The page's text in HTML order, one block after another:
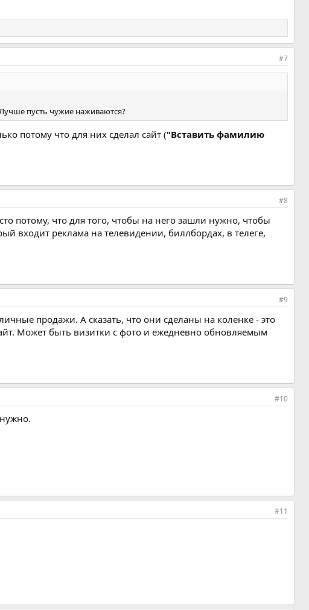
#7
пусть чужие наживаются?
потому что для них сделал сайт ("Вставить фамилию
#8
потому, что для того, чтобы на него зашли нужно, чтобы
входит реклама на телевидении, биллбордах, в телеге,
#9
продажи. А сказать, что они сделаны на коленке - это
Может быть визитки с фото и ежедневно обновляемым
#10
#11